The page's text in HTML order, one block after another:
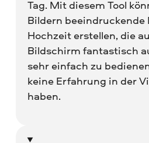
Tag. Mit diesem Tool
Bildern beeindruckende
Hochzeit erstellen, die
Bildschirm fantastisch
sehr einfach zu
keine Erfahrung in der
haben.